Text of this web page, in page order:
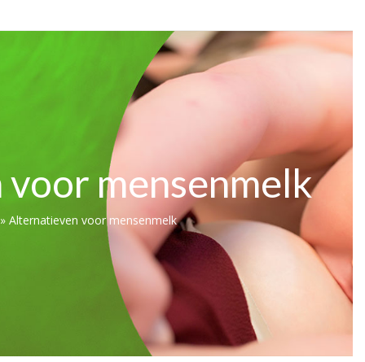
mensenmelk
Alternatieven voor mensenmelk